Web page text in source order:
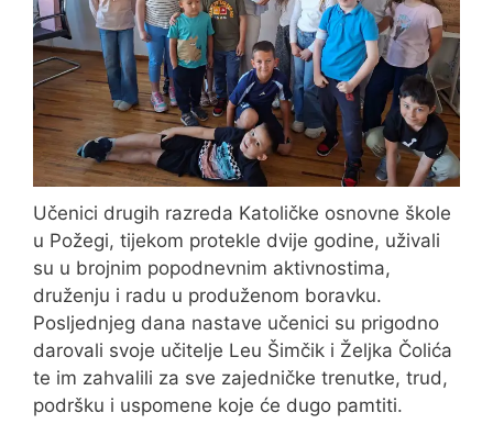
Učenici drugih razreda Katoličke osnovne škole
u Požegi, tijekom protekle dvije godine, uživali
su u brojnim popodnevnim aktivnostima,
druženju i radu u produženom boravku.
Posljednjeg dana nastave učenici su prigodno
darovali svoje učitelje Leu Šimčik i Željka Čolića
te im zahvalili za sve zajedničke trenutke, trud,
podršku i uspomene koje će dugo pamtiti.